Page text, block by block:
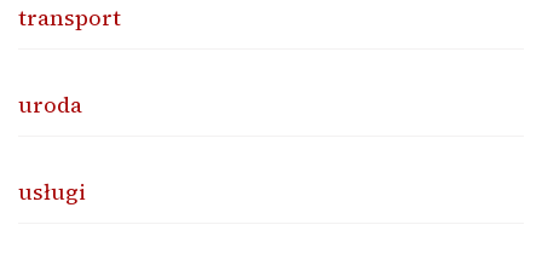
transport
uroda
usługi